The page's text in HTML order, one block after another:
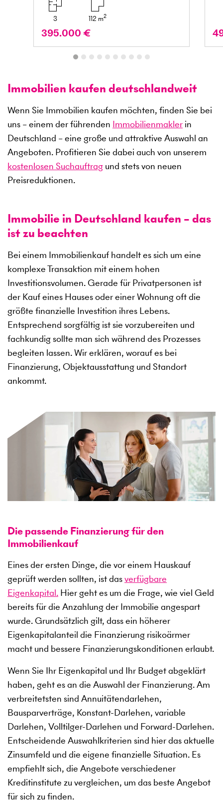
3 112 m2
395.000 €
Immobilien kaufen deutschlandweit
Wenn Sie Immobilien kaufen möchten, finden Sie bei
uns – einem der führenden Immobilienmakler in
Deutschland – eine große und attraktive Auswahl an
Angeboten. Profitieren Sie dabei auch von unserem
kostenlosen Suchauftrag und stets von neuen
Preisreduktionen.
Immobilie in Deutschland kaufen – das
ist zu beachten
Bei einem Immobilienkauf handelt es sich um eine
komplexe Transaktion mit einem hohen
Investitionsvolumen. Gerade für Privatpersonen ist
der Kauf eines Hauses oder einer Wohnung oft die
größte finanzielle Investition ihres Lebens.
Entsprechend sorgfältig ist sie vorzubereiten und
fachkundig sollte man sich während des Prozesses
begleiten lassen. Wir erklären, worauf es bei
Finanzierung, Objektausstattung und Standort
ankommt.
Die passende Finanzierung für den
Immobilienkauf
Eines der ersten Dinge, die vor einem Hauskauf
geprüft werden sollten, ist dasverfügbare
Eigenkapital. Hier geht es um die Frage, wie viel Geld
bereits für die Anzahlung der Immobilie angespart
wurde. Grundsätzlich gilt, dass ein höherer
Eigenkapitalanteil die Finanzierung risikoärmer
macht und bessere Finanzierungskonditionen erlaubt.
Wenn Sie Ihr Eigenkapital und Ihr Budget abgeklärt
haben, geht es an die Auswahl der Finanzierung. Am
verbreitetsten sind Annuitätendarlehen,
Bausparverträge, Konstant-Darlehen, variable
Darlehen, Volltilger-Darlehen und Forward-Darlehen.
Entscheidende Auswahlkriterien sind hier das aktuelle
Zinsumfeld und die eigene finanzielle Situation. Es
empfiehlt sich, die Angebote verschiedener
Kreditinstitute zu vergleichen, um das beste Angebot
für sich zu finden.